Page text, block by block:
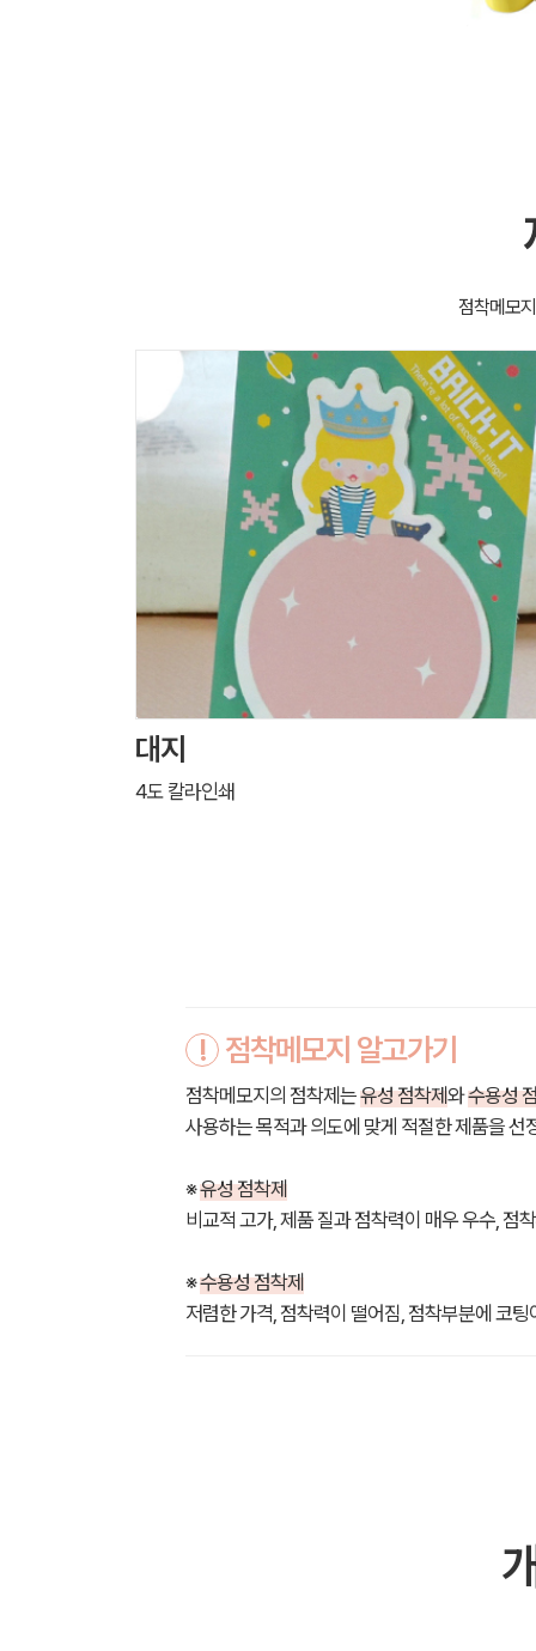
점착메모
대지
4도 칼라인쇄
! 점착메모지 알고가기
점착메모지의 점착제는유성 점착제와수용성
사용하는 목적과 의도에 맞게 적절한 제품을 선
※유성 점착제
비교적 고가, 제품 질과 점착력이 매우 우수, 점
※수용성 점착제
저렴한 가격, 점착력이 떨어짐, 점착부분에 코